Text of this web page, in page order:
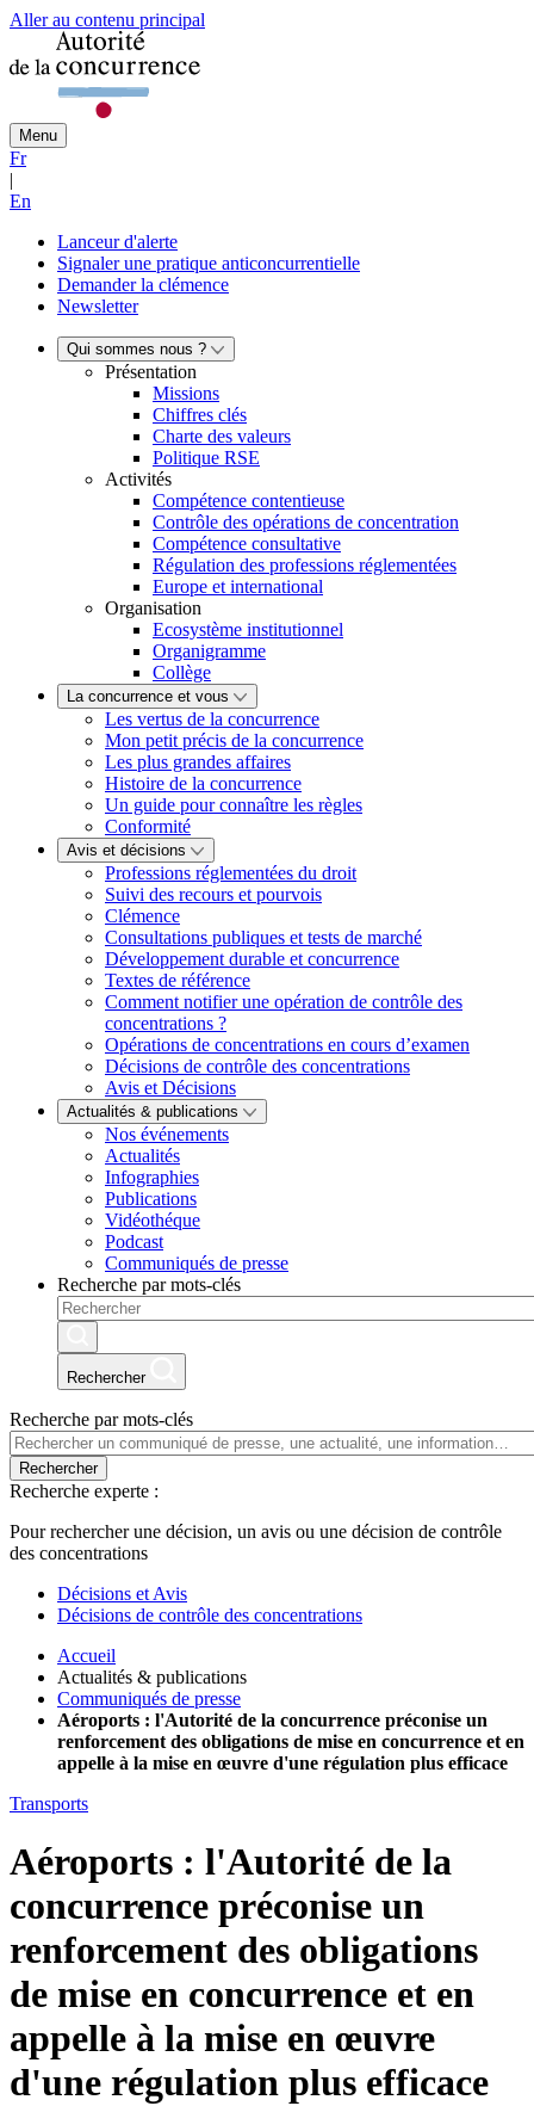
Aller au contenu principal
Menu
Fr
|
En
Lanceur d'alerte
Signaler une pratique anticoncurrentielle
Demander la clémence
Newsletter
Qui sommes nous ?
Présentation
Missions
Chiffres clés
Charte des valeurs
Politique RSE
Activités
Compétence contentieuse
Contrôle des opérations de concentration
Compétence consultative
Régulation des professions réglementées
Europe et international
Organisation
Ecosystème institutionnel
Organigramme
Collège
La concurrence et vous
Les vertus de la concurrence
Mon petit précis de la concurrence
Les plus grandes affaires
Histoire de la concurrence
Un guide pour connaître les règles
Conformité
Avis et décisions
Professions réglementées du droit
Suivi des recours et pourvois
Clémence
Consultations publiques et tests de marché
Développement durable et concurrence
Textes de référence
Comment notifier une opération de contrôle des
concentrations ?
Opérations de concentrations en cours d’examen
Décisions de contrôle des concentrations
Avis et Décisions
Actualités & publications
Nos événements
Actualités
Infographies
Publications
Vidéothéque
Podcast
Communiqués de presse
Recherche par mots-clés
Rechercher
Recherche par mots-clés
Rechercher
Recherche experte :
Pour rechercher une décision, un avis ou une décision de contrôle
des concentrations
Décisions et Avis
Décisions de contrôle des concentrations
Accueil
Actualités & publications
Communiqués de presse
Aéroports : l'Autorité de la concurrence préconise un
renforcement des obligations de mise en concurrence et en
appelle à la mise en œuvre d'une régulation plus efficace
Transports
Aéroports : l'Autorité de la
concurrence préconise un
renforcement des obligations
de mise en concurrence et en
appelle à la mise en œuvre
d'une régulation plus efficace